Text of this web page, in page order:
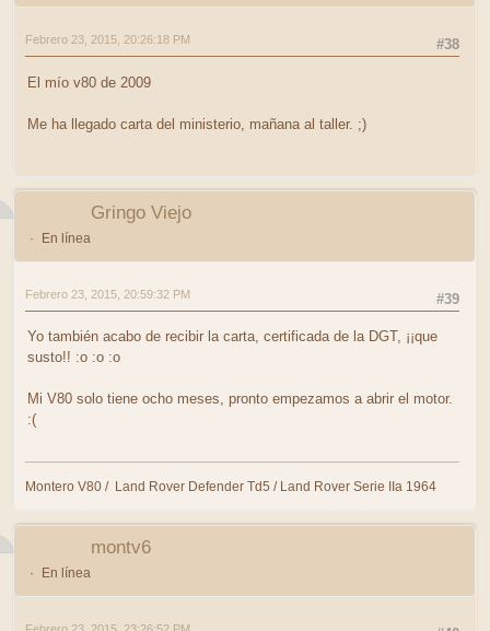
#38
Febrero 23, 2015, 20:26:18 PM
El mío v80 de 2009
Me ha llegado carta del ministerio, mañana al taller. ;)
Gringo Viejo
En línea
#39
Febrero 23, 2015, 20:59:32 PM
Yo también acabo de recibir la carta, certificada de la DGT, ¡¡que
susto!! :o :o :o
Mi V80 solo tiene ocho meses, pronto empezamos a abrir el motor.
:(
Montero V80 / Land Rover Defender Td5 / Land Rover Serie IIa 1964
montv6
En línea
Febrero 23, 2015, 23:26:52 PM